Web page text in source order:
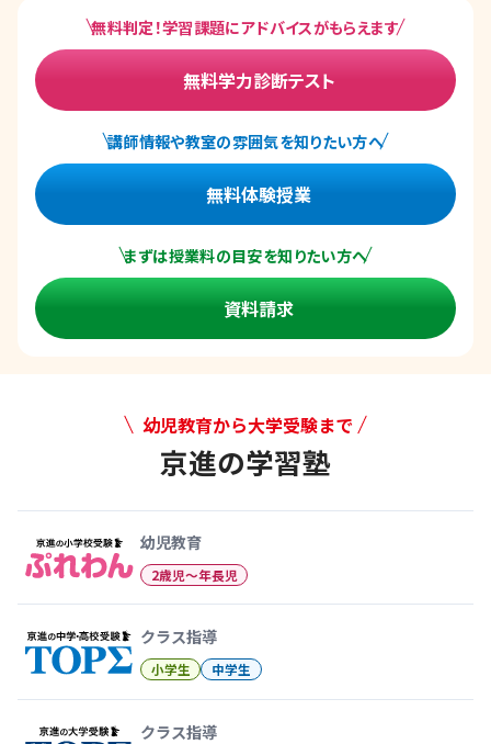
無料判定！学習課題にアドバイスがもらえます
無料学力診断テスト
講師情報や教室の雰囲気を知りたい方へ
無料体験授業
まずは授業料の目安を知りたい方へ
資料請求
幼児教育から大学受験まで
京進の学習塾
幼児教育
2歳児〜年長児
クラス指導
小学生 中学生
クラス指導